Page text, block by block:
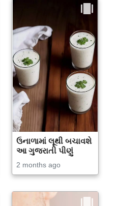
ઉનાળામાં લૂથી બચાવશે
આ ગુજરાતી પીણું
2 months ago